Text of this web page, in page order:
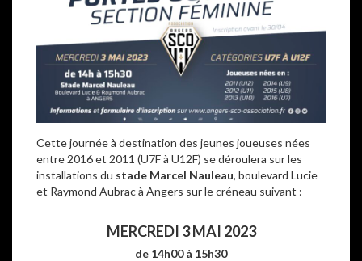
Cette journée à destination des jeunes joueuses nées
entre 2016 et 2011 (U7F à U12F) se déroulera sur les
installations du stade Marcel Nauleau, boulevard Lucie
et Raymond Aubrac à Angers sur le créneau suivant :
MERCREDI 3 MAI 2023
de 14h00 à 15h30